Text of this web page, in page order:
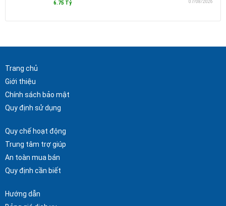
6.75 Tỷ 07/08/2026
Trang chủ
Giới thiệu
Chính sách bảo mật
Quy định sử dụng
Quy chế hoạt động
Trung tâm trợ giúp
An toàn mua bán
Quy định cần biết
Hướng dẫn